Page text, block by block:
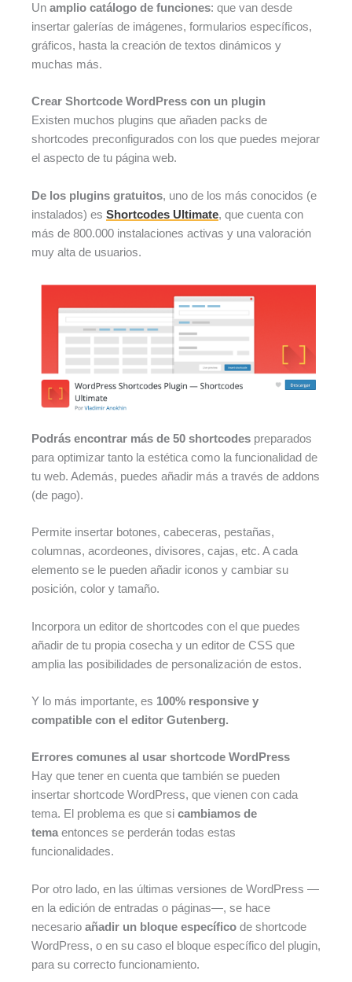
Un amplio catálogo de funciones: que van desde
insertar galerías de imágenes, formularios específicos,
gráficos, hasta la creación de textos dinámicos y
muchas más.
Crear Shortcode WordPress con un plugin
Existen muchos plugins que añaden packs de
shortcodes preconfigurados con los que puedes mejorar
el aspecto de tu página web.
De los plugins gratuitos, uno de los más conocidos (e
instalados) es Shortcodes Ultimate, que cuenta con
más de 800.000 instalaciones activas y una valoración
muy alta de usuarios.
Podrás encontrar más de 50 shortcodes preparados
para optimizar tanto la estética como la funcionalidad de
tu web. Además, puedes añadir más a través de addons
(de pago).
Permite insertar botones, cabeceras, pestañas,
columnas, acordeones, divisores, cajas, etc. A cada
elemento se le pueden añadir iconos y cambiar su
posición, color y tamaño.
Incorpora un editor de shortcodes con el que puedes
añadir de tu propia cosecha y un editor de CSS que
amplia las posibilidades de personalización de estos.
Y lo más importante, es 100% responsive y
compatible con el editor Gutenberg.
Errores comunes al usar shortcode WordPress
Hay que tener en cuenta que también se pueden
insertar shortcode WordPress, que vienen con cada
tema. El problema es que si cambiamos de
temaentonces se perderán todas estas
funcionalidades.
Por otro lado, en las últimas versiones de WordPress —
en la edición de entradas o páginas—, se hace
necesario añadir un bloque específico de shortcode
WordPress, o en su caso el bloque específico del plugin,
para su correcto funcionamiento.